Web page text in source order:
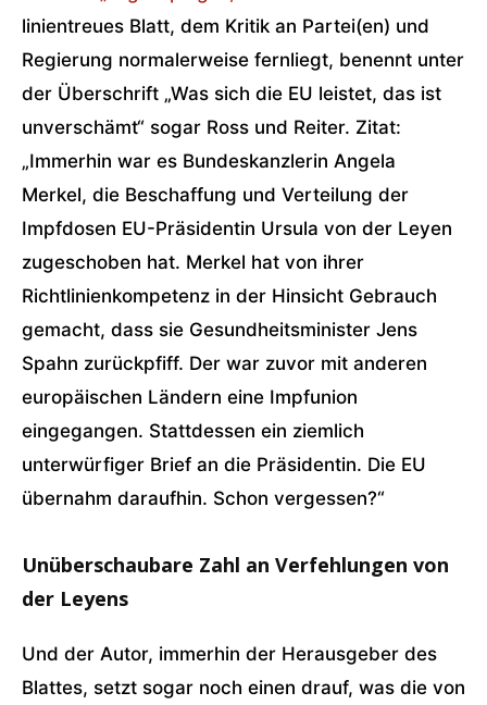
linientreues Blatt, dem Kritik an Partei(en) und
Regierung normalerweise fernliegt, benennt unter
der Überschrift „Was sich die EU leistet, das ist
unverschämt“ sogar Ross und Reiter. Zitat:
„Immerhin war es Bundeskanzlerin Angela
Merkel, die Beschaffung und Verteilung der
Impfdosen EU-Präsidentin Ursula von der Leyen
zugeschoben hat. Merkel hat von ihrer
Richtlinienkompetenz in der Hinsicht Gebrauch
gemacht, dass sie Gesundheitsminister Jens
Spahn zurückpfiff. Der war zuvor mit anderen
europäischen Ländern eine Impfunion
eingegangen. Stattdessen ein ziemlich
unterwürfiger Brief an die Präsidentin. Die EU
übernahm daraufhin. Schon vergessen?“
Unüberschaubare Zahl an Verfehlungen von
der Leyens
Und der Autor, immerhin der Herausgeber des
Blattes, setzt sogar noch einen drauf, was die von